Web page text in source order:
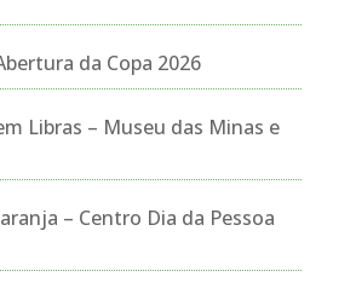
da Copa 2026
Libras – Museu das Minas e
– Centro Dia da Pessoa